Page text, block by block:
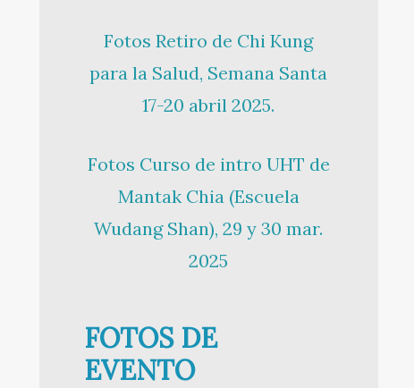
Fotos Retiro de Chi Kung
para la Salud, Semana Santa
17-20 abril 2025.
Fotos Curso de intro UHT de
Mantak Chia (Escuela
Wudang Shan), 29 y 30 mar.
2025
FOTOS DE
EVENTO